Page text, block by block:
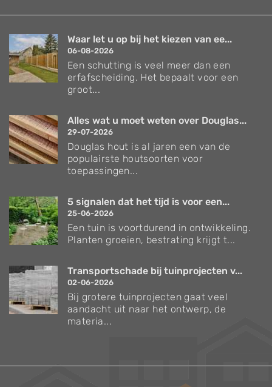
Waar let u op bij het kiezen van ee...
06-08-2026
Een schutting is veel meer dan een
erfafscheiding. Het bepaalt voor een
groot...
Alles wat u moet weten over Douglas...
29-07-2026
Douglas hout is al jaren een van de
populairste houtsoorten voor
toepassingen...
5 signalen dat het tijd is voor een...
25-06-2026
Een tuin is voortdurend in ontwikkeling.
Planten groeien, bestrating krijgt t...
Transportschade bij tuinprojecten v...
02-06-2026
Bij grotere tuinprojecten gaat veel
aandacht uit naar het ontwerp, de
materia...
Verzorgingstips voor bomen en planten